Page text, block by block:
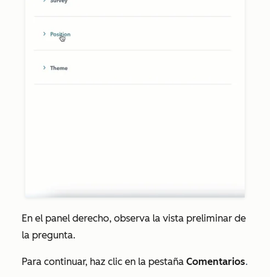
En el panel derecho, observa la vista preliminar de
la pregunta.
Para continuar, haz clic en la pestaña Comentarios.